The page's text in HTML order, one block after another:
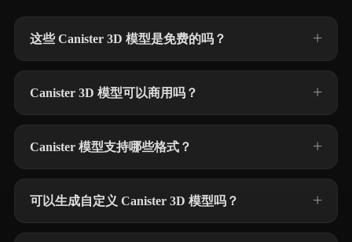
这些 Canister 3D 模型是免费的吗？
Canister 3D 模型可以商用吗？
Canister 模型支持哪些格式？
可以生成自定义 Canister 3D 模型吗？